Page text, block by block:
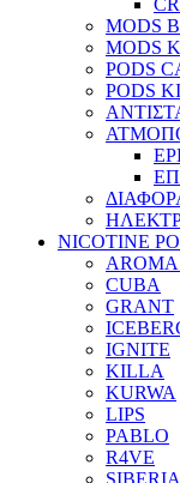
MODS
MODS
PODS
PODS
NICOTINE
CUBA
GRANT
IGNITE
KILLA
KURWA
LIPS
PABLO
R4VE
SIBERIA